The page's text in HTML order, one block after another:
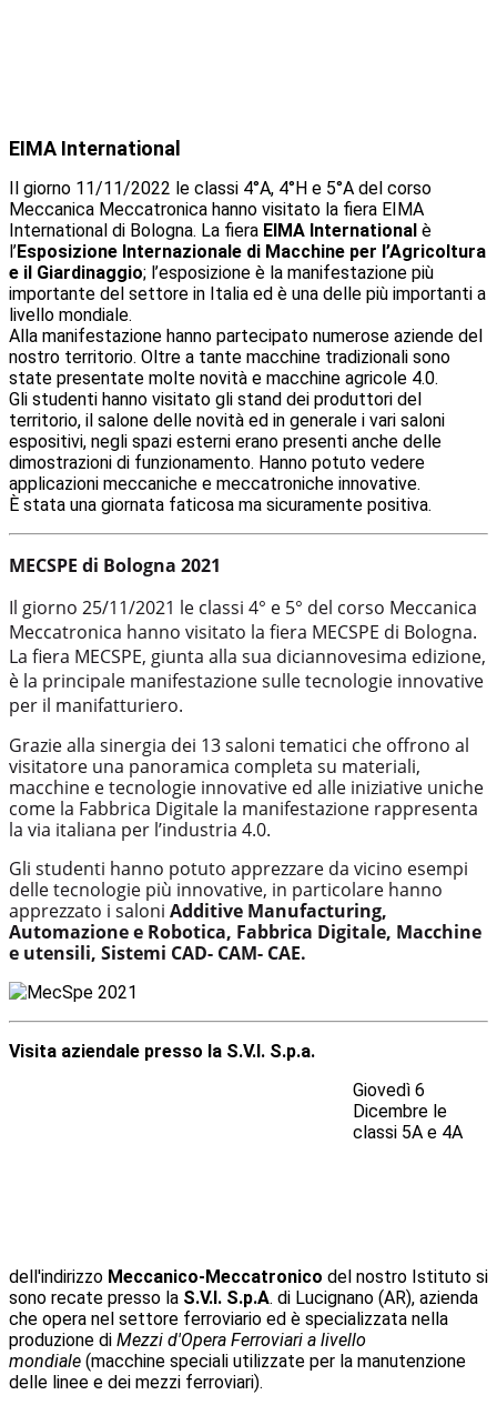
EIMA International
Il giorno 11/11/2022 le classi 4°A, 4°H e 5°A del corso
Meccanica Meccatronica hanno visitato la fiera EIMA
International di Bologna. La fiera EIMA International è
l’Esposizione Internazionale di Macchine per l’Agricoltura
e il Giardinaggio; l’esposizione è la manifestazione più
importante del settore in Italia ed è una delle più importanti a
livello mondiale.
Alla manifestazione hanno partecipato numerose aziende del
nostro territorio. Oltre a tante macchine tradizionali sono
state presentate molte novità e macchine agricole 4.0.
Gli studenti hanno visitato gli stand dei produttori del
territorio, il salone delle novità ed in generale i vari saloni
espositivi, negli spazi esterni erano presenti anche delle
dimostrazioni di funzionamento. Hanno potuto vedere
applicazioni meccaniche e meccatroniche innovative.
È stata una giornata faticosa ma sicuramente positiva.
MECSPE di Bologna 2021
Il giorno 25/11/2021 le classi 4° e 5° del corso Meccanica
Meccatronica hanno visitato la fiera MECSPE di Bologna.
La fiera MECSPE, giunta alla sua diciannovesima edizione,
è la principale manifestazione sulle tecnologie innovative
per il manifatturiero.
Grazie alla sinergia dei 13 saloni tematici che offrono al
visitatore una panoramica completa su materiali,
macchine e tecnologie innovative ed alle iniziative uniche
come la Fabbrica Digitale la manifestazione rappresenta
la via italiana per l’industria 4.0.
Gli studenti hanno potuto apprezzare da vicino esempi
delle tecnologie più innovative, in particolare hanno
apprezzato i saloni Additive Manufacturing,
Automazione e Robotica, Fabbrica Digitale, Macchine
e utensili, Sistemi CAD- CAM- CAE.
Visita aziendale presso la S.V.I. S.p.a.
Giovedì 6
Dicembre le
classi 5A e 4A
dell'indirizzo Meccanico-Meccatronico del nostro Istituto si
sono recate presso la S.V.I. S.p.A. di Lucignano (AR), azienda
che opera nel settore ferroviario ed è specializzata nella
produzione di Mezzi d'Opera Ferroviari a livello
mondiale (macchine speciali utilizzate per la manutenzione
delle linee e dei mezzi ferroviari).